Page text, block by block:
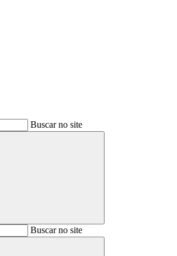
Buscar no site
BuscarBuscar no site